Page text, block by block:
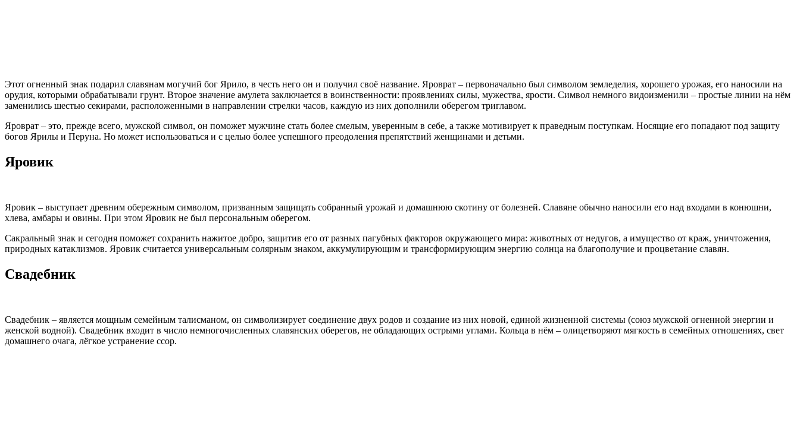
Этот огненный знак подарил славянам могучий бог Ярило, в честь него он и получил своё название. Яроврат – первоначально был символом земледелия, хорошего урожая, его наносили на
орудия, которыми обрабатывали грунт. Второе значение амулета заключается в воинственности: проявлениях силы, мужества, ярости. Символ немного видоизменили – простые линии на нём
заменились шестью секирами, расположенными в направлении стрелки часов, каждую из них дополнили оберегом триглавом.
Яроврат – это, прежде всего, мужской символ, он поможет мужчине стать более смелым, уверенным в себе, а также мотивирует к праведным поступкам. Носящие его попадают под защиту
богов Ярилы и Перуна. Но может использоваться и с целью более успешного преодоления препятствий женщинами и детьми.
Яровик
Яровик – выступает древним обережным символом, призванным защищать собранный урожай и домашнюю скотину от болезней. Славяне обычно наносили его над входами в конюшни,
хлева, амбары и овины. При этом Яровик не был персональным оберегом.
Сакральный знак и сегодня поможет сохранить нажитое добро, защитив его от разных пагубных факторов окружающего мира: животных от недугов, а имущество от краж, уничтожения,
природных катаклизмов. Яровик считается универсальным солярным знаком, аккумулирующим и трансформирующим энергию солнца на благополучие и процветание славян.
Свадебник
Свадебник – является мощным семейным талисманом, он символизирует соединение двух родов и создание из них новой, единой жизненной системы (союз мужской огненной энергии и
женской водной). Свадебник входит в число немногочисленных славянских оберегов, не обладающих острыми углами. Кольца в нём – олицетворяют мягкость в семейных отношениях, свет
домашнего очага, лёгкое устранение ссор.